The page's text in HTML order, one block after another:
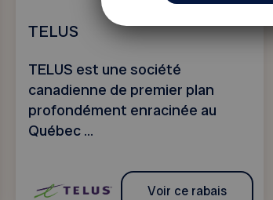
TELUS
TELUS est une société
canadienne de premier plan
profondément enracinée au
Québec ...
Voir ce rabais